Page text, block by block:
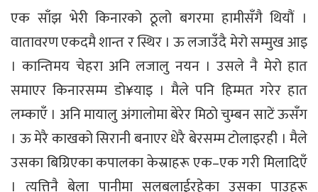
एक साँझ भेरी किनारको ठूलो बगरमा हामीसँगै थियौं ।
वातावरण एकदमै शान्त र स्थिर । ऊ लजाउँदै मेरो सम्मुख आइ
। कान्तिमय चेहरा अनि लजालु नयन । उसले नै मेरो हात
समाएर किनारसम्म डो¥याइ । मैले पनि हिम्मत गरेर हात
लम्काएँ । अनि मायालु अंगालोमा बेरेर मिठो चुम्बन साटें ऊसँग
। ऊ मेरै काखको सिरानी बनाएर धेरै बेरसम्म टोलाइरही । मैले
उसका बिग्रिएका कपालका केस्राहरू एक–एक गरी मिलादिएँ
। त्यत्तिनै बेला पानीमा सलबलाईरहेका उसका पाउहरू